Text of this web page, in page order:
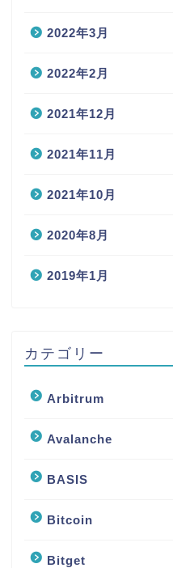
2022年3月
2022年2月
2021年12月
2021年11月
2021年10月
2020年8月
2019年1月
カテゴリー
Arbitrum
Avalanche
BASIS
Bitcoin
Bitget